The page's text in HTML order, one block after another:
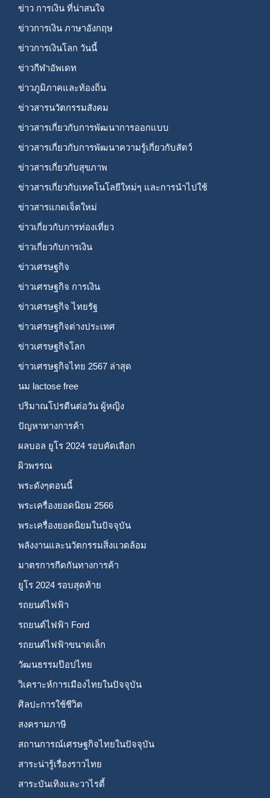
ข่าว การเงิน ที่น่าสนใจ
ข่าวการเงิน ภาษาอังกฤษ
ข่าวการเงินโลก วันนี้
ข่าวกีฬาอัพเดท
ข่าวภูมิภาคและท้องถิ่น
ข่าวสารนวัตกรรมสังคม
ข่าวสารเกี่ยวกับการพัฒนาการออกแบบ
ข่าวสารเกี่ยวกับการพัฒนาความรู้เกี่ยวกับสัตว์
ข่าวสารเกี่ยวกับสุขภาพ
ข่าวสารเกี่ยวกับเทคโนโลยีใหม่ๆ และการนำไปใช้
ข่าวสารแกดเจ็ตใหม่
ข่าวเกี่ยวกับการท่องเที่ยว
ข่าวเกี่ยวกับการเงิน
ข่าวเศรษฐกิจ
ข่าวเศรษฐกิจ การเงิน
ข่าวเศรษฐกิจ ไทยรัฐ
ข่าวเศรษฐกิจต่างประเทศ
ข่าวเศรษฐกิจโลก
ข่าวเศรษฐกิจไทย 2567 ล่าสุด
นม lactose free
ปริมาณโปรตีนต่อวัน ผู้หญิง
ปัญหาทางการค้า
ผลบอล ยูโร 2024 รอบคัดเลือก
ผิวพรรณ
พระดังๆตอนนี้
พระเครื่องยอดนิยม 2566
พระเครื่องยอดนิยมในปัจจุบัน
พลังงานและนวัตกรรมสิ่งแวดล้อม
มาตรการกีดกันทางการค้า
ยูโร 2024 รอบสุดท้าย
รถยนต์ไฟฟ้า
รถยนต์ไฟฟ้า Ford
รถยนต์ไฟฟ้าขนาดเล็ก
วัฒนธรรมป๊อปไทย
วิเคราะห์การเมืองไทยในปัจจุบัน
ศิลปะการใช้ชีวิต
สงครามภาษี
สถานการณ์เศรษฐกิจไทยในปัจจุบัน
สาระน่ารู้เรื่องราวไทย
สาระบันเทิงและวาไรตี้